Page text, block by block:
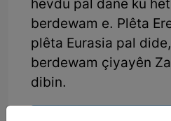
hevdu pal dane ku
berdewam e. Plêta
plêta Eurasia pal
berdewam çiyayên
dibin.